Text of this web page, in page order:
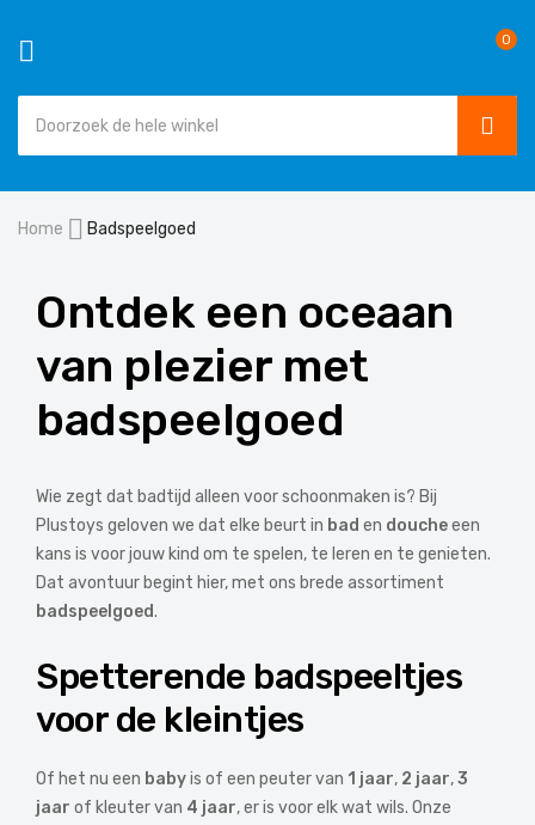
0
naar
Home Badspeelgoed
Ontdek een oceaan
van plezier met
badspeelgoed
Wie zegt dat badtijd alleen voor schoonmaken is? Bij
Plustoys geloven we dat elke beurt in bad en doucheeen
kans is voor jouw kind om te spelen, te leren en te genieten.
Dat avontuur begint hier, met ons brede assortiment
badspeelgoed.
Spetterende badspeeltjes
voor de kleintjes
Of het nu een babyis of een peuter van 1 jaar, 2 jaar,3
jaar of kleuter van 4 jaar, er is voor elk wat wils. Onze